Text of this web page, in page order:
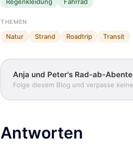
THEMEN
Natur Strand Roadtrip Transit
Anja und Peter's Rad-ab-
Folge diesem Blog und verpasse
Antworten